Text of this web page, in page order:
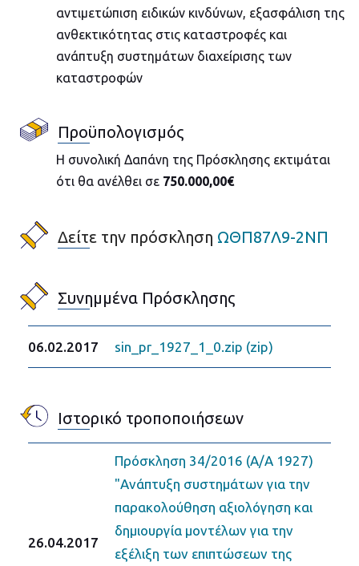
αντιμετώπιση ειδικών κινδύνων, εξασφάλιση της
ανθεκτικότητας στις καταστροφές και
ανάπτυξη συστημάτων διαχείρισης των
καταστροφών
Προϋπολογισμός
Η συνολική Δαπάνη της Πρόσκλησης εκτιμάται
ότι θα ανέλθει σε 750.000,00€
Δείτε την πρόσκληση ΩΘΠ87Λ9-2ΝΠ
Συνημμένα Πρόσκλησης
06.02.2017 sin_pr_1927_1_0.zip (zip)
Ιστορικό τροποποιήσεων
26.04.2017
Πρόσκληση 34/2016 (Α/Α 1927)
"Ανάπτυξη συστημάτων για την
παρακολούθηση αξιολόγηση και
δημιουργία μοντέλων για την
εξέλιξη των επιπτώσεων της